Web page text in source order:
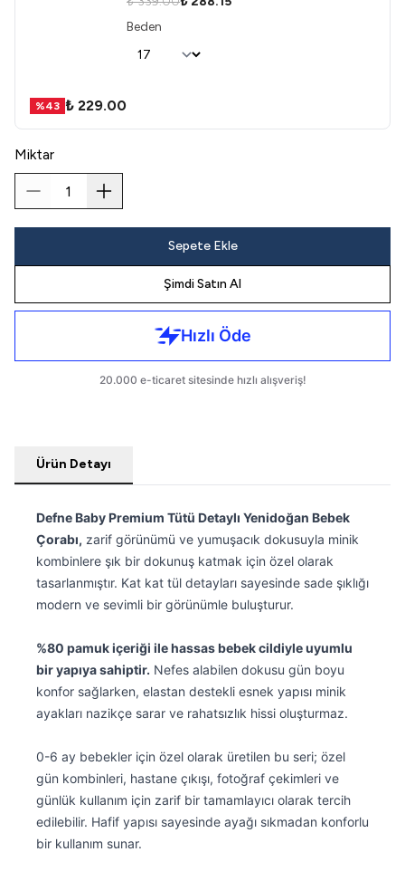
Beden
%43 ₺ 229.00
Miktar
Sepete Ekle
Şimdi Satın Al
Ürün Detayı
Defne Baby Premium Tütü Detaylı Yenidoğan Bebek
Çorabı, zarif görünümü ve yumuşacık dokusuyla minik
kombinlere şık bir dokunuş katmak için özel olarak
tasarlanmıştır. Kat kat tül detayları sayesinde sade şıklığı
modern ve sevimli bir görünümle buluşturur.
%80 pamuk içeriği ile hassas bebek cildiyle uyumlu
bir yapıya sahiptir. Nefes alabilen dokusu gün boyu
konfor sağlarken, elastan destekli esnek yapısı minik
ayakları nazikçe sarar ve rahatsızlık hissi oluşturmaz.
0-6 ay bebekler için özel olarak üretilen bu seri; özel
gün kombinleri, hastane çıkışı, fotoğraf çekimleri ve
günlük kullanım için zarif bir tamamlayıcı olarak tercih
edilebilir. Hafif yapısı sayesinde ayağı sıkmadan konforlu
bir kullanım sunar.